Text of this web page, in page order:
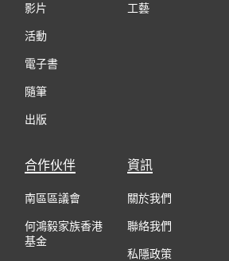
影片
活動
電子書
隨筆
出版
工藝
合作伙伴
南區區議會
何鴻毅家族香港
基金
資訊
關於我們
聯絡我們
私隱政策